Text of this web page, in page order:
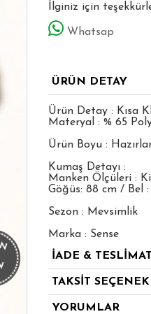
İlginiz için
Whatsap
ÜRÜN DETAY
Ürün Detay : Kısa
Materyal : % 65
Ürün Boyu :
Kumaş Detayı :
Manken Ölçüleri :
Göğüs: 88 cm / Bel
Sezon : Mevsimlik
Marka : Sense
İADE &
TAKSİT
YORUMLAR